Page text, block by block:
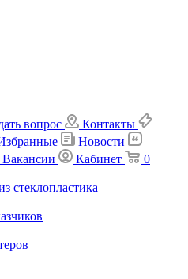
вопрос
Контакты
Новости
Вакансии Кабинет
0
стеклопластика